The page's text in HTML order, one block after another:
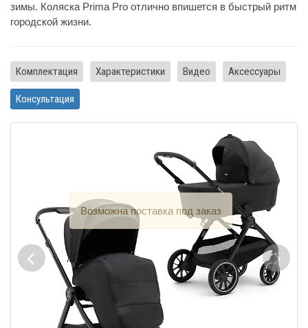
зимы. Коляска Prima Pro отлично впишется в быстрый ритм
городской жизни.
Комплектация Характеристики Видео Аксессуары
Консультация